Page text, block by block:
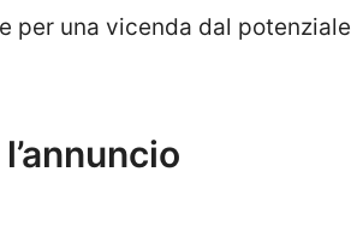
per una vicenda dal potenziale